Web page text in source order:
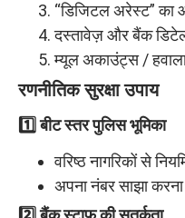
“डिजिटल अरेस्ट”
दस्तावेज़ और बैंक
म्यूल अकाउंट्स /
रणनीतिक सुरक्षा उपाय
1️⃣ बीट स्तर पुलिस भूमिका
वरिष्ठ नागरिकों से
अपना नंबर साझा करना